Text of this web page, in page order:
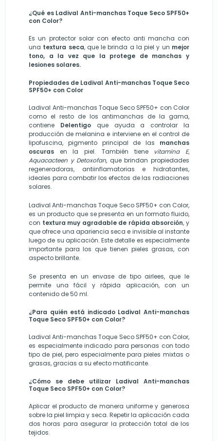
¿Qué es Ladival Anti-manchas Toque Seco SPF50+
con Color?
Es un protector solar con efecto anti mancha con
una textura seca, que le brinda a la piel y un mejor
tono, a la vez que la protege de manchas y
lesiones solares.
Propiedades de Ladival Anti-manchas Toque Seco
SPF50+ con Color
Ladival Anti-manchas Toque Seco SPF50+ con Color
como el resto de los antimanchas de la gama,
contiene Delentigoque ayuda a controlar la
producción de melanina e interviene en el control de
lipofuscina, pigmento principal de las manchas
oscuras en la piel. También tiene
vitamina E,
Aquacacteen y Detoxofan, que brindan propiedades
regeneradoras, antiinflamatorias e hidratantes,
ideales para combatir los efectos de las radiaciones
solares.
Ladival Anti-manchas Toque Seco SPF50+ con Color,
es un producto que se presenta en un formato fluido,
con textura muy agradable de rápida absorción, y
que ofrece una apariencia seca e invisible al instante
luego de su aplicación. Este detalle es especialmente
importante para los que tienen pieles grasas, con
aspecto brillante.
Se presenta en un envase de tipo airlees, que le
permite una fácil y rápida aplicación, con un
contenido de 50 ml.
¿Para quién está indicado Ladival Anti-manchas
Toque Seco SPF50+ con Color?
Ladival Anti-manchas Toque Seco SPF50+ con Color,
es especialmente indicado para personas con todo
tipo de piel, pero especialmente para pieles mixtas o
grasas, gracias a su efecto matificante.
¿Cómo se debe utilizar Ladival Anti-manchas
Toque Seco SPF50+ con Color?
Aplicar el producto de manera uniforme y generosa
sobre la piel limpia y seca. Repetir la aplicación cada
dos horas para asegurar la protección total de los
tejidos.